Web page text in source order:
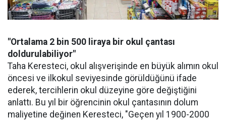
"Ortalama 2 bin 500 liraya bir okul çantası
doldurulabiliyor"
Taha Keresteci, okul alışverişinde en büyük alımın okul
öncesi ve ilkokul seviyesinde görüldüğünü ifade
ederek, tercihlerin okul düzeyine göre değiştiğini
anlattı. Bu yıl bir öğrencinin okul çantasının dolum
maliyetine değinen Keresteci, "Geçen yıl 1900-2000